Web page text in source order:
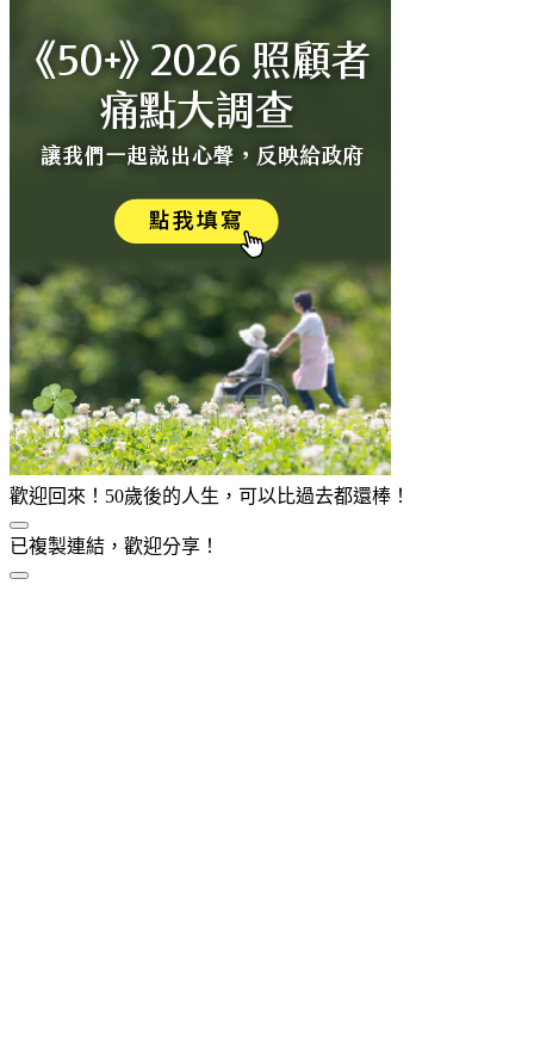
歡迎回來！50歲後的人生，可以比過去都還棒！
已複製連結，歡迎分享！